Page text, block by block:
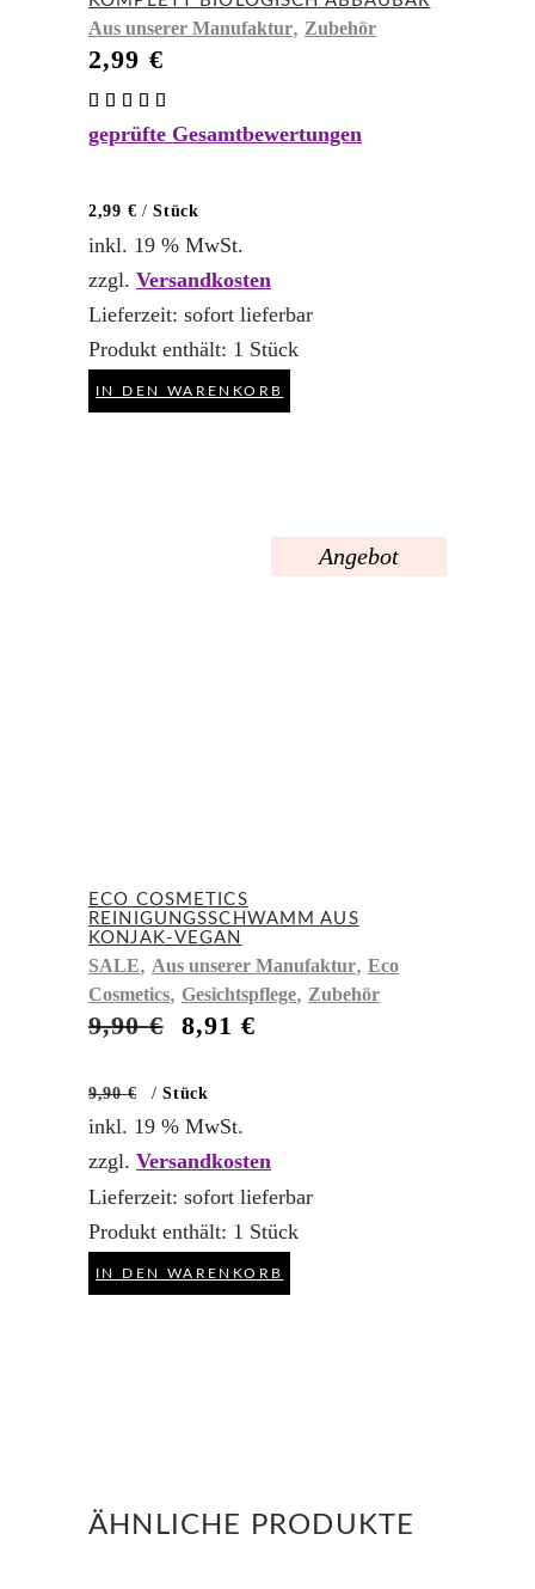
Aus unserer Manufaktur, Zubehör
2,99 €
5.00
geprüfte Gesamtbewertungen
2,99 € /Stück
inkl. 19 % MwSt.
zzgl. Versandkosten
Lieferzeit: sofort lieferbar
Produkt enthält: 1 Stück
IN DEN WARENKORB
Angebot
ECO COSMETICS
REINIGUNGSSCHWAMM AUS
KONJAK-VEGAN
SALE, Aus unserer Manufaktur, Eco
Cosmetics, Gesichtspflege, Zubehör
9,90€
Ursprünglicher
9,90 €
8,91€
9,90€ /Stück
inkl. 19 % MwSt.
zzgl. Versandkosten
Lieferzeit: sofort lieferbar
Produkt enthält: 1 Stück
IN DEN WARENKORB
ÄHNLICHE PRODUKTE